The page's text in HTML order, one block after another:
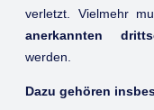
verletzt. Vielmehr
anerkannten
werden.
Dazu gehören